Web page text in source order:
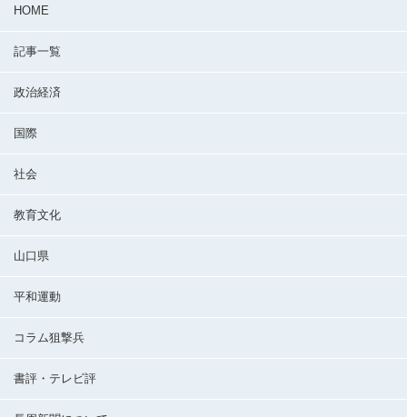
HOME
記事一覧
政治経済
国際
社会
教育文化
山口県
平和運動
コラム狙撃兵
書評・テレビ評